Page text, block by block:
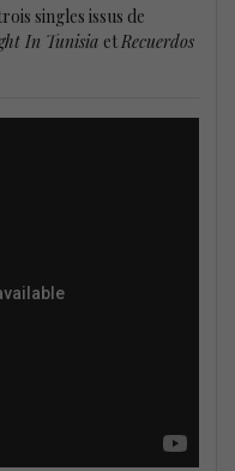
singles issus de
In Tunisia etRecuerdos